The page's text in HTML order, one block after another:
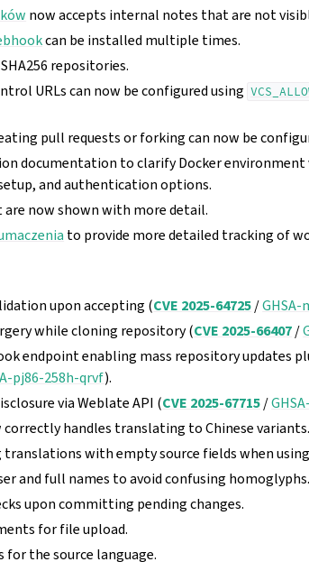
now accepts internal notes that are not
can be installed multiple times.
repositories.
URLs can now be configured using
pull requests or forking can now be
documentation to clarify Docker
and authentication options.
now shown with more detail.
to provide more detailed tracking of
upon accepting (CVE 2025-64725/
while cloning repository (CVE 2025-66407/
endpoint enabling mass repository updates
pj86-258h-qrvf).
via Weblate API (CVE 2025-67715/
handles translating to Chinese variants.
with empty source fields when
and full names to avoid confusing homoglyphs.
upon committing pending changes.
for file upload.
for the source language.